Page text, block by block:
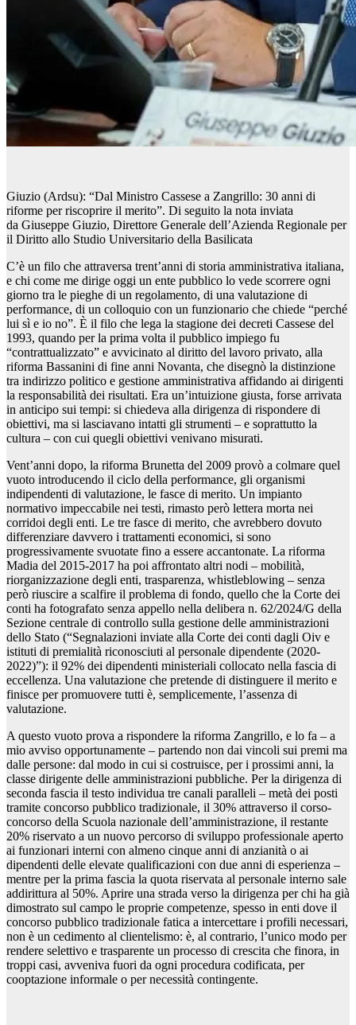
Giuzio (Ardsu): “Dal Ministro Cassese a Zangrillo: 30 anni di
riforme per riscoprire il merito”. Di seguito la nota inviata
da Giuseppe Giuzio, Direttore Generale dell’Azienda Regionale per
il Diritto allo Studio Universitario della Basilicata
C’è un filo che attraversa trent’anni di storia amministrativa italiana,
e chi come me dirige oggi un ente pubblico lo vede scorrere ogni
giorno tra le pieghe di un regolamento, di una valutazione di
performance, di un colloquio con un funzionario che chiede “perché
lui sì e io no”. È il filo che lega la stagione dei decreti Cassese del
1993, quando per la prima volta il pubblico impiego fu
“contrattualizzato” e avvicinato al diritto del lavoro privato, alla
riforma Bassanini di fine anni Novanta, che disegnò la distinzione
tra indirizzo politico e gestione amministrativa affidando ai dirigenti
la responsabilità dei risultati. Era un’intuizione giusta, forse arrivata
in anticipo sui tempi: si chiedeva alla dirigenza di rispondere di
obiettivi, ma si lasciavano intatti gli strumenti – e soprattutto la
cultura – con cui quegli obiettivi venivano misurati.
Vent’anni dopo, la riforma Brunetta del 2009 provò a colmare quel
vuoto introducendo il ciclo della performance, gli organismi
indipendenti di valutazione, le fasce di merito. Un impianto
normativo impeccabile nei testi, rimasto però lettera morta nei
corridoi degli enti. Le tre fasce di merito, che avrebbero dovuto
differenziare davvero i trattamenti economici, si sono
progressivamente svuotate fino a essere accantonate. La riforma
Madia del 2015-2017 ha poi affrontato altri nodi – mobilità,
riorganizzazione degli enti, trasparenza, whistleblowing – senza
però riuscire a scalfire il problema di fondo, quello che la Corte dei
conti ha fotografato senza appello nella delibera n. 62/2024/G della
Sezione centrale di controllo sulla gestione delle amministrazioni
dello Stato (“Segnalazioni inviate alla Corte dei conti dagli Oiv e
istituti di premialità riconosciuti al personale dipendente (2020-
2022)”): il 92% dei dipendenti ministeriali collocato nella fascia di
eccellenza. Una valutazione che pretende di distinguere il merito e
finisce per promuovere tutti è, semplicemente, l’assenza di
valutazione.
A questo vuoto prova a rispondere la riforma Zangrillo, e lo fa – a
mio avviso opportunamente – partendo non dai vincoli sui premi ma
dalle persone: dal modo in cui si costruisce, per i prossimi anni, la
classe dirigente delle amministrazioni pubbliche. Per la dirigenza di
seconda fascia il testo individua tre canali paralleli – metà dei posti
tramite concorso pubblico tradizionale, il 30% attraverso il corso-
concorso della Scuola nazionale dell’amministrazione, il restante
20% riservato a un nuovo percorso di sviluppo professionale aperto
ai funzionari interni con almeno cinque anni di anzianità o ai
dipendenti delle elevate qualificazioni con due anni di esperienza –
mentre per la prima fascia la quota riservata al personale interno sale
addirittura al 50%. Aprire una strada verso la dirigenza per chi ha già
dimostrato sul campo le proprie competenze, spesso in enti dove il
concorso pubblico tradizionale fatica a intercettare i profili necessari,
non è un cedimento al clientelismo: è, al contrario, l’unico modo per
rendere selettivo e trasparente un processo di crescita che finora, in
troppi casi, avveniva fuori da ogni procedura codificata, per
cooptazione informale o per necessità contingente.